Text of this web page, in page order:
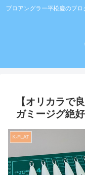
プロアングラー平松慶のブ
【オリカラで
ガミージグ絶
K-FLAT